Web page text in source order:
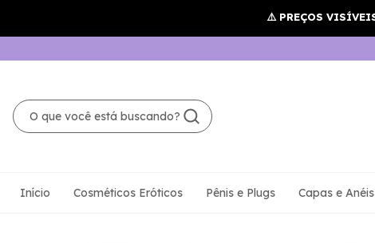
Início Cosméticos Eróticos Pênis e Plugs Capas e Anéis